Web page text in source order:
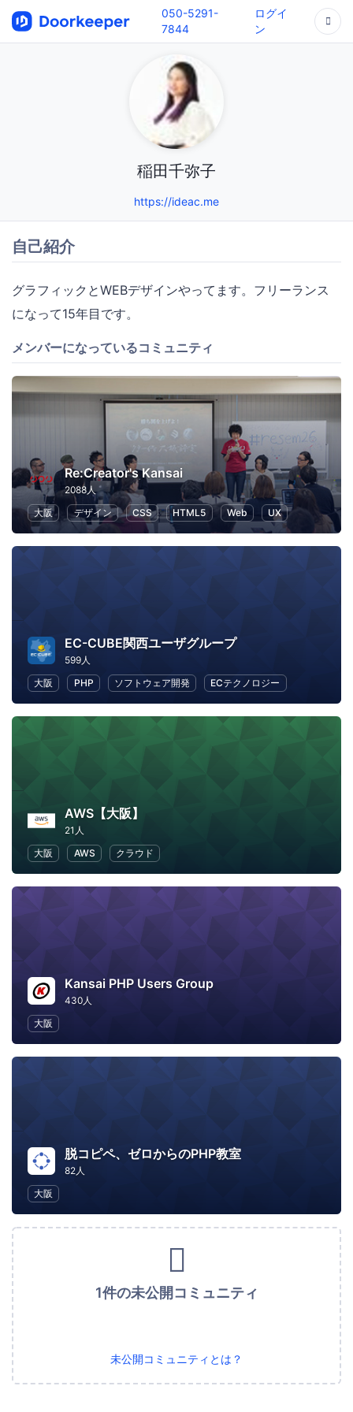
050-5291-
7844
ログイ
ン
稲田千弥子
https://ideac.me
自己紹介
グラフィックとWEBデザインやってます。フリーランス
になって15年目です。
メンバーになっているコミュニティ
Re:Creator's Kansai
2088人
大阪
デザイン CSS HTML5 Web UX
EC-CUBE関西ユーザグループ
599人
大阪
PHP ソフトウェア開発 ECテクノロジー
AWS【大阪】
21人
大阪
AWS クラウド
Kansai PHP Users Group
430人
大阪
脱コピペ、ゼロからのPHP教室
82人
大阪
1件の未公開コミュニティ
未公開コミュニティとは？